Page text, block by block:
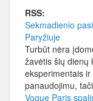
RSS:
Sekmadienio
Paryžiuje
Turbūt nėra
žavėtis šių dienų
eksperimentais
panaudojimu,
Vogue Paris